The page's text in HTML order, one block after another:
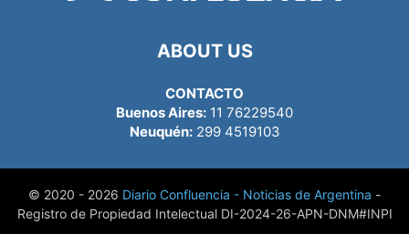
ABOUT US
CONTACTO
Buenos Aires: 11 76229540
Neuquén:299 4519103
© 2020 - 2026 Diario Confluencia - Noticias de Argentina -
Registro de Propiedad Intelectual DI-2024-26-APN-DNM#INPI